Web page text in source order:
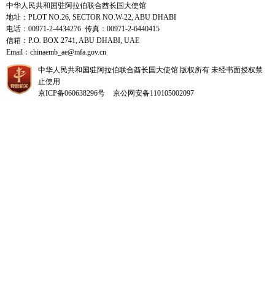
中华人民共和国驻阿拉伯联合酋长国大使馆 版权所有 未经书面授权禁
止使用
京ICP备060638296号
京公网安备110105002097
中华人民共和国驻阿拉伯联合酋长国大使馆
地址：PLOT NO.26, SECTOR NO.W-22, ABU DHABI
电话：00971-2-4434276 传真：00971-2-6440415
信箱：P.O. BOX 2741, ABU DHABI, UAE
Email：chinaemb_ae@mfa.gov.cn